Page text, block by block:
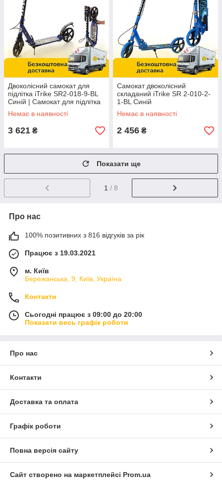
Двоколісний самокат для
підлітка iTrike SR2-018-9-BL
Синій | Самокат для підлітка
Немає в наявності
3 621 ₴
Самокат двоколісний
складаний iTrike SR 2-010-2-
1-BL Синій
Немає в наявності
2 456 ₴
Показати ще
1 / 8
Про нас
100% позитивних з 816 відгуків за рік
Працює з 19.03.2021
м. Київ
Бережанська, 9, Київ, Україна
Контакти
Сьогодні працює з 09:00 до 20:00
Показати весь графік роботи
Про нас
Контакти
Доставка та оплата
Графік роботи
Повна версія сайту
Сайт створено на маркетплейсі Prom.ua